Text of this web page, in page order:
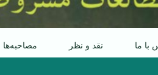
با ما نقد و نظر مصاحبه‌ها